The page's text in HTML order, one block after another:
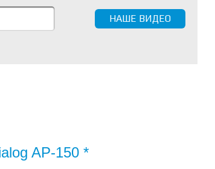
НАШЕ ВИДЕО
AP-150 *